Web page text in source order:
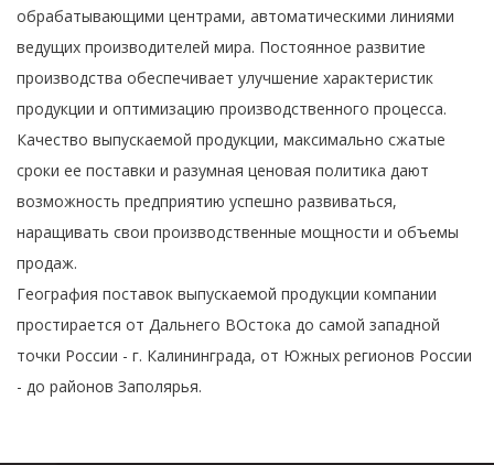
обрабатывающими центрами, автоматическими линиями
ведущих производителей мира. Постоянное развитие
производства обеспечивает улучшение характеристик
продукции и оптимизацию производственного процесса.
Качество выпускаемой продукции, максимально сжатые
сроки ее поставки и разумная ценовая политика дают
возможность предприятию успешно развиваться,
наращивать свои производственные мощности и объемы
продаж.
География поставок выпускаемой продукции компании
простирается от Дальнего ВОстока до самой западной
точки России - г. Калининграда, от Южных регионов России
- до районов Заполярья.